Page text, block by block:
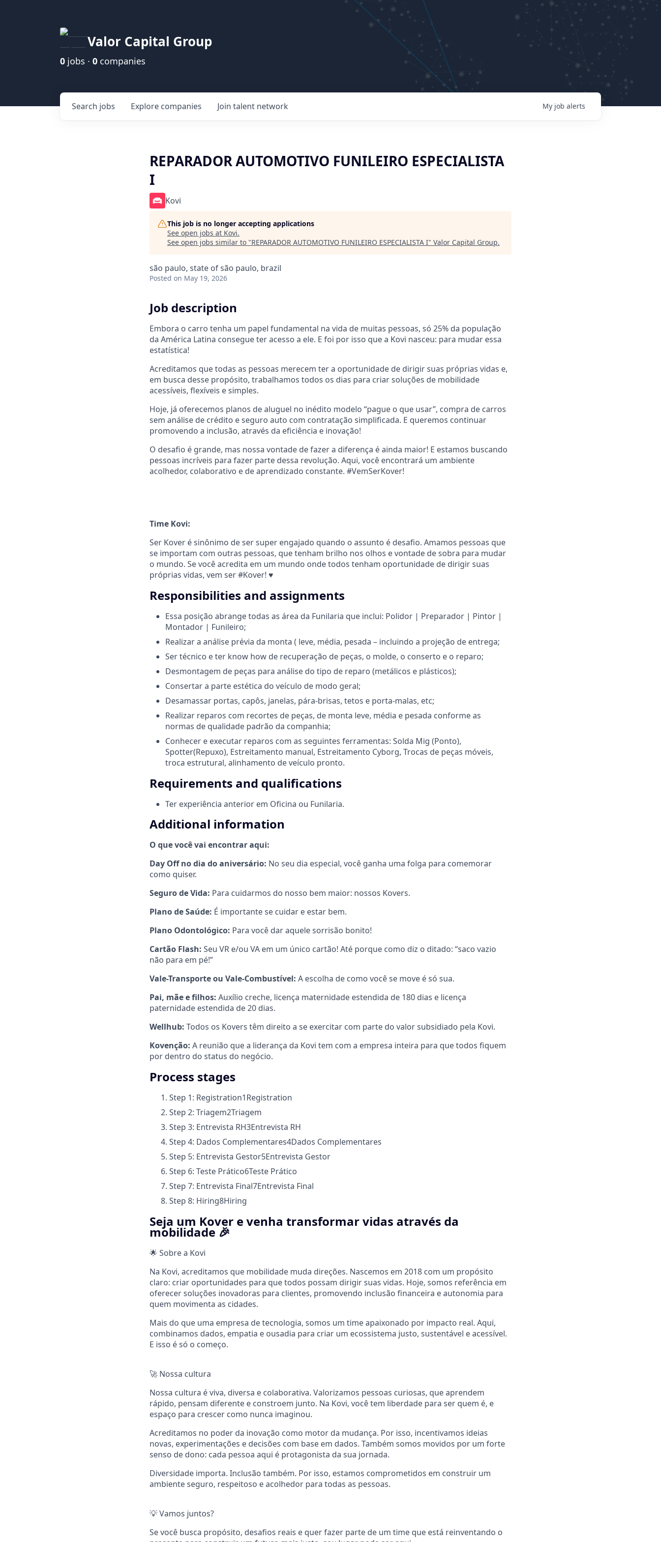
Valor Capital Group
0 jobs · 0 companies
Search jobs Explore companies Join talent network My job alerts
REPARADOR AUTOMOTIVO FUNILEIRO ESPECIALISTA
I
Kovi
This job is no longer accepting applications
See open jobs at Kovi.
See open jobs similar to "REPARADOR AUTOMOTIVO FUNILEIRO ESPECIALISTA I" Valor Capital Group.
são paulo, state of são paulo, brazil
Posted on May 19, 2026
Job description
Embora o carro tenha um papel fundamental na vida de muitas pessoas, só 25% da população
da América Latina consegue ter acesso a ele. E foi por isso que a Kovi nasceu: para mudar essa
estatística!
Acreditamos que todas as pessoas merecem ter a oportunidade de dirigir suas próprias vidas e,
em busca desse propósito, trabalhamos todos os dias para criar soluções de mobilidade
acessíveis, flexíveis e simples.
Hoje, já oferecemos planos de aluguel no inédito modelo “pague o que usar”, compra de carros
sem análise de crédito e seguro auto com contratação simplificada. E queremos continuar
promovendo a inclusão, através da eficiência e inovação!
O desafio é grande, mas nossa vontade de fazer a diferença é ainda maior! E estamos buscando
pessoas incríveis para fazer parte dessa revolução. Aqui, você encontrará um ambiente
acolhedor, colaborativo e de aprendizado constante. #VemSerKover!
Time Kovi:
Ser Kover é sinônimo de ser super engajado quando o assunto é desafio. Amamos pessoas que
se importam com outras pessoas, que tenham brilho nos olhos e vontade de sobra para mudar
o mundo. Se você acredita em um mundo onde todos tenham oportunidade de dirigir suas
próprias vidas, vem ser #Kover! ♥
Responsibilities and assignments
Essa posição abrange todas as área da Funilaria que inclui: Polidor | Preparador | Pintor |
Montador | Funileiro;
Realizar a análise prévia da monta ( leve, média, pesada – incluindo a projeção de entrega;
Ser técnico e ter know how de recuperação de peças, o molde, o conserto e o reparo;
Desmontagem de peças para análise do tipo de reparo (metálicos e plásticos);
Consertar a parte estética do veículo de modo geral;
Desamassar portas, capôs, janelas, pára-brisas, tetos e porta-malas, etc;
Realizar reparos com recortes de peças, de monta leve, média e pesada conforme as
normas de qualidade padrão da companhia;
Conhecer e executar reparos com as seguintes ferramentas: Solda Mig (Ponto),
Spotter(Repuxo), Estreitamento manual, Estreitamento Cyborg, Trocas de peças móveis,
troca estrutural, alinhamento de veículo pronto.
Requirements and qualifications
Ter experiência anterior em Oficina ou Funilaria.
Additional information
O que você vai encontrar aqui:
Day Off no dia do aniversário: No seu dia especial, você ganha uma folga para comemorar
como quiser.
Seguro de Vida: Para cuidarmos do nosso bem maior: nossos Kovers.
Plano de Saúde: É importante se cuidar e estar bem.
Plano Odontológico: Para você dar aquele sorrisão bonito!
Cartão Flash: Seu VR e/ou VA em um único cartão! Até porque como diz o ditado: “saco vazio
não para em pé!”
Vale-Transporte ou Vale-Combustível: A escolha de como você se move é só sua.
Pai, mãe e filhos: Auxílio creche, licença maternidade estendida de 180 dias e licença
paternidade estendida de 20 dias.
Wellhub: Todos os Kovers têm direito a se exercitar com parte do valor subsidiado pela Kovi.
Kovenção: A reunião que a liderança da Kovi tem com a empresa inteira para que todos fiquem
por dentro do status do negócio.
Process stages
Step 1: Registration1Registration
Step 2: Triagem2Triagem
Step 3: Entrevista RH3Entrevista RH
Step 4: Dados Complementares4Dados Complementares
Step 5: Entrevista Gestor5Entrevista Gestor
Step 6: Teste Prático6Teste Prático
Step 7: Entrevista Final7Entrevista Final
Step 8: Hiring8Hiring
Seja um Kover e venha transformar vidas através da
mobilidade 🎉
🌟 Sobre a Kovi
Na Kovi, acreditamos que mobilidade muda direções. Nascemos em 2018 com um propósito
claro: criar oportunidades para que todos possam dirigir suas vidas. Hoje, somos referência em
oferecer soluções inovadoras para clientes, promovendo inclusão financeira e autonomia para
quem movimenta as cidades.
Mais do que uma empresa de tecnologia, somos um time apaixonado por impacto real. Aqui,
combinamos dados, empatia e ousadia para criar um ecossistema justo, sustentável e acessível.
E isso é só o começo.
🚀 Nossa cultura
Nossa cultura é viva, diversa e colaborativa. Valorizamos pessoas curiosas, que aprendem
rápido, pensam diferente e constroem junto. Na Kovi, você tem liberdade para ser quem é, e
espaço para crescer como nunca imaginou.
Acreditamos no poder da inovação como motor da mudança. Por isso, incentivamos ideias
novas, experimentações e decisões com base em dados. Também somos movidos por um forte
senso de dono: cada pessoa aqui é protagonista da sua jornada.
Diversidade importa. Inclusão também. Por isso, estamos comprometidos em construir um
ambiente seguro, respeitoso e acolhedor para todas as pessoas.
💡 Vamos juntos?
Se você busca propósito, desafios reais e quer fazer parte de um time que está reinventando o